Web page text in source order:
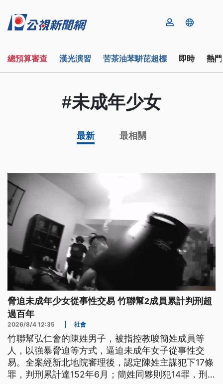
總預算審查 漢光演習 苦茶油苯駢芘超標 即時 熱
#未成年少女
最新 最相關
脅迫未成年少女從事性交易 竹聯幫2成員累計判刑超
過百年
2026/8/4 12:35 社會
竹聯幫弘仁會的陳姓男子，被指控教唆簡姓成員等
人，以強暴脅迫等方式，逼迫未成年女子從事性交
易。全案經新北地院審理後，認定陳姓主謀犯下17條
罪，判刑累計達152年6月；簡姓同夥則犯14罪，刑